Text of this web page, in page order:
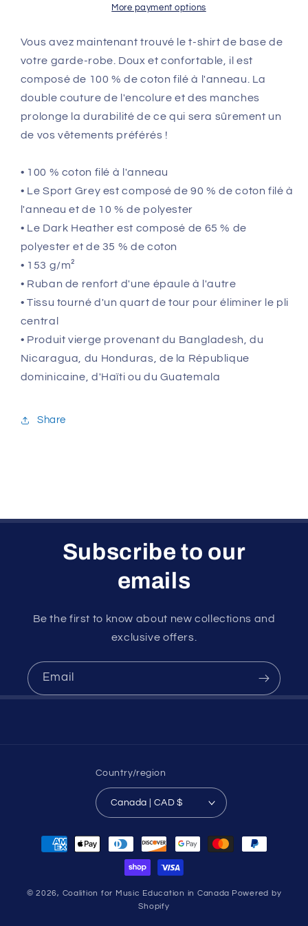
musique
reponse
Courtes:
musique
est
reponse
More payment options
Vous avez maintenant trouvé le t-shirt de base de
votre garde-robe. Doux et confortable, il est
composé de 100 % de coton filé à l'anneau. La
double couture de l'encolure et des manches
prolonge la durabilité de ce qui sera sûrement un
de vos vêtements préférés !
• 100 % coton filé à l'anneau
• Le Sport Grey est composé de 90 % de coton filé à
l'anneau et de 10 % de polyester
• Le Dark Heather est composé de 65 % de
polyester et de 35 % de coton
• 153 g/m²
• Ruban de renfort d'une épaule à l'autre
• Tissu tourné d'un quart de tour pour éliminer le pli
central
• Produit vierge provenant du Bangladesh, du
Nicaragua, du Honduras, de la République
dominicaine, d'Haïti ou du Guatemala
Share
Subscribe to our
emails
Be the first to know about new collections and
exclusive offers.
Email
Country/region
Canada | CAD $
Payment
methods
© 2026, Coalition for Music Education in Canada Powered by
Shopify